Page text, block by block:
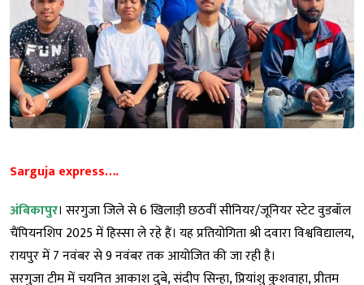
Sarguja express….
अंबिकापुर। सरगुजा जिले से 6 खिलाड़ी छठवीं सीनियर/जूनियर स्टेट वुडबॉल
चैंपियनशिप 2025 में हिस्सा ले रहे हैं। यह प्रतियोगिता श्री दवारा विश्वविद्यालय,
रायपुर में 7 नवंबर से 9 नवंबर तक आयोजित की जा रही है।
सरगुजा टीम में चयनित आकाश दुबे, संदीप सिन्हा, प्रियांशु कुशवाहा, प्रीतम